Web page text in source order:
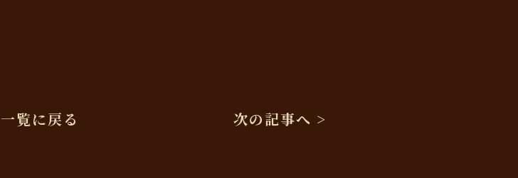
一覧に戻る 次の記事へ >